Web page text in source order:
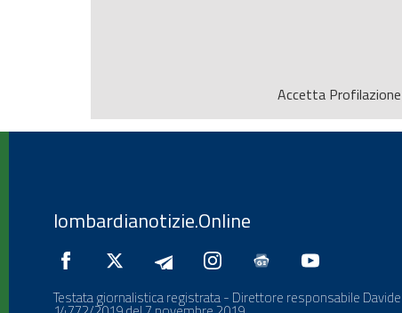
Accetta Profilazione
lombardianotizie.Online
Testata giornalistica registrata - Direttore responsabile